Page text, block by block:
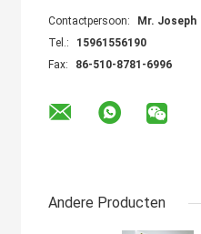
Contactpersoon:
Mr. Joseph
Tel.:
15961556190
Fax:
86-510-8781-6996
Andere Producten